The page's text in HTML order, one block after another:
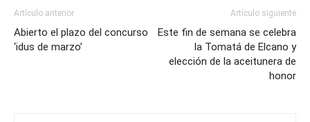
Artículo anterior
Abierto el plazo del concurso
‘idus de marzo’
Artículo siguiente
Este fin de semana se celebra
la Tomatá de Elcano y
elección de la aceitunera de
honor